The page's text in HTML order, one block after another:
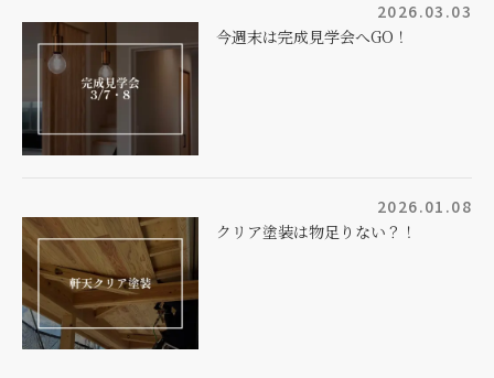
2026.03.03
今週末は完成見学会へGO！
2026.01.08
クリア塗装は物足りない？！